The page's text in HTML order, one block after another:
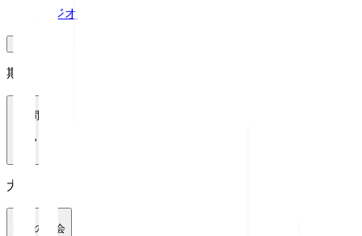
ラジオ
期間
1週間
大会
全ての大会